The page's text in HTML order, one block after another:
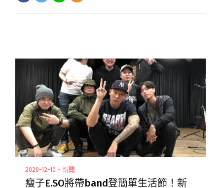
2020-12-10・新聞
瘦子E.SO將帶band登簡單生活節！新